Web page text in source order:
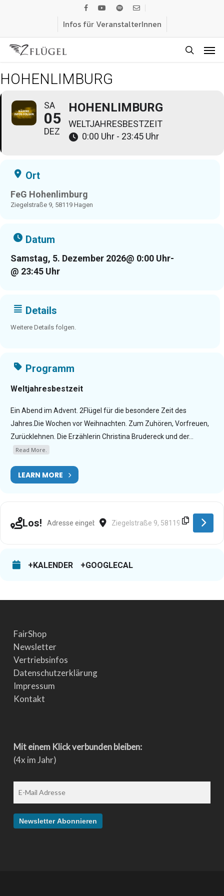
content
facebook
youtubespotifyemail
Infos für VeranstalterInnen
HOHENLIMBURG
SA
05
DEZ
HOHENLIMBURG
WELTJAHRESBESTZEIT
0:00 Uhr - 23:45 Uhr
Ort
FeG Hohenlimburg
Ziegelstraße 9, 58119 Hagen
Datum
Samstag, 5. Dezember 2026@ 0:00 Uhr-
@ 23:45 Uhr
Details
Weitere Details folgen.
Programm
Weltjahresbestzeit
Ein Abend im Advent. 2Flügel für die besondere Zeit des
Jahres.Die Wochen vor Weihnachten. Zum Zuhören, Vorfreuen,
Zurücklehnen. Die Erzählerin Christina Brudereck und der...
Read More.
LEARN MORE
Los! Address - Hohenlimburg [mQkTHbCNf]Destination Address - Hohenlimburg
+KALENDER +GOOGLECAL
FairShop
Newsletter
Vertriebsinfos
Datenschutzerklärung
Impressum
Kontakt
Mit einem Klick verbunden bleiben:
(4x im Jahr)